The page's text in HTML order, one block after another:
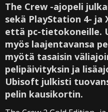
The Crew -ajopeli
sekä PlayStation 4- ja
että pc-tietokoneille.
myös laajentavansa
myötä tasaisin
pelipäivityksin ja
Ubisoft julkisti
pelin kausikortin.